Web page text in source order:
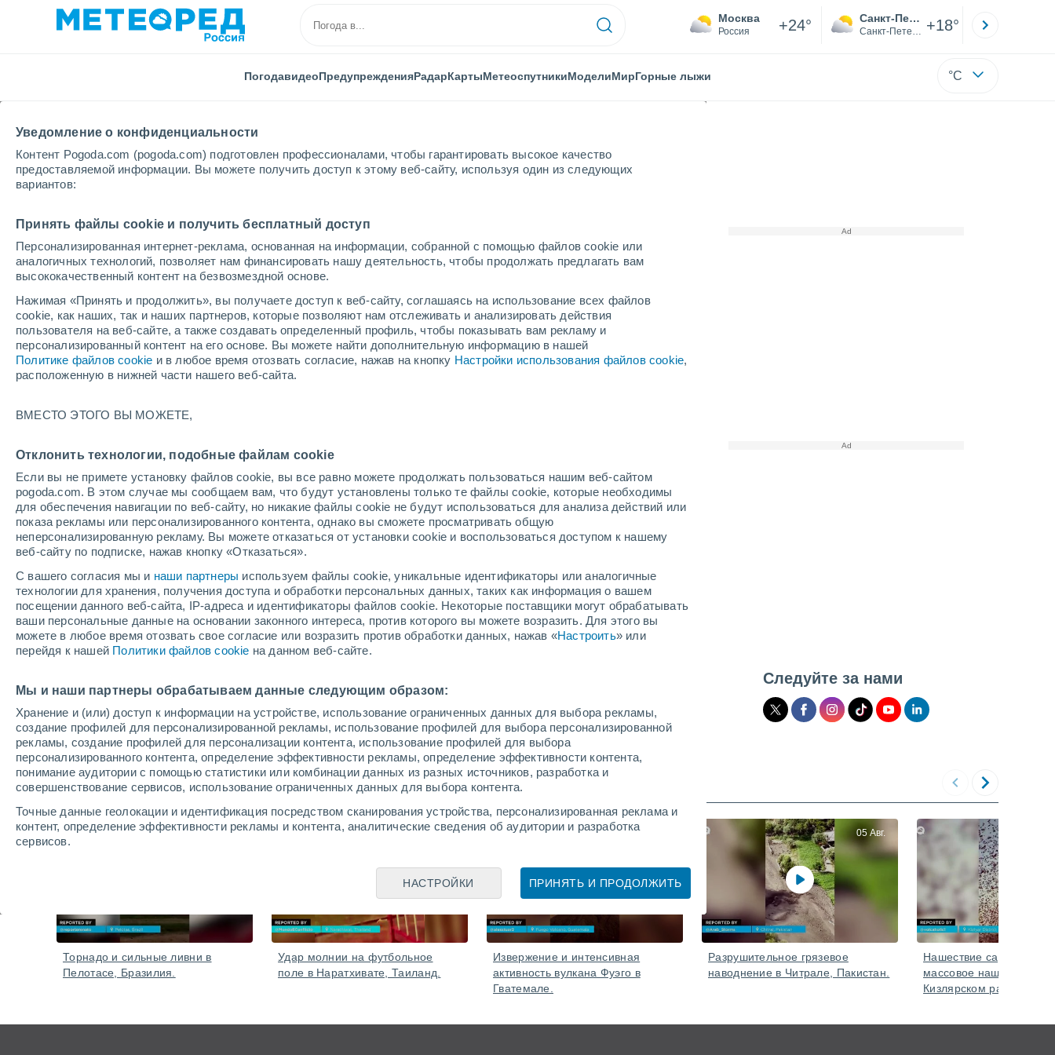
Уведомление о конфиденциальности
Контент Pogoda.com (pogoda.com) подготовлен профессионалами, чтобы гарантировать высокое качество
предоставляемой информации. Вы можете получить доступ к этому веб-сайту, используя один из следующих
вариантов:
Принять файлы cookie и получить бесплатный доступ
Персонализированная интернет-реклама, основанная на информации, собранной с помощью файлов cookie или
аналогичных технологий, позволяет нам финансировать нашу деятельность, чтобы продолжать предлагать вам
высококачественный контент на безвозмездной основе.
Нажимая «Принять и продолжить», вы получаете доступ к веб-сайту, соглашаясь на использование всех файлов
cookie, как наших, так и наших партнеров, которые позволяют нам отслеживать и анализировать действия
пользователя на веб-сайте, а также создавать определенный профиль, чтобы показывать вам рекламу и
персонализированный контент на его основе. Вы можете найти дополнительную информацию в нашей
Политике файлов cookie и в любое время отозвать согласие, нажав на кнопку Настройки использования файлов cookie,
расположенную в нижней части нашего веб-сайта.
ВМЕСТО ЭТОГО ВЫ МОЖЕТЕ,
Отклонить технологии, подобные файлам cookie
Если вы не примете установку файлов cookie, вы все равно можете продолжать пользоваться нашим веб-сайтом
pogoda.com. В этом случае мы сообщаем вам, что будут установлены только те файлы cookie, которые необходимы
для обеспечения навигации по веб-сайту, но никакие файлы cookie не будут использоваться для анализа действий или
показа рекламы или персонализированного контента, однако вы сможете просматривать общую
неперсонализированную рекламу. Вы можете отказаться от установки cookie и воспользоваться доступом к нашему
веб-сайту по подписке, нажав кнопку «Отказаться».
С вашего согласия мы и наши партнеры используем файлы cookie, уникальные идентификаторы или аналогичные
технологии для хранения, получения доступа и обработки персональных данных, таких как информация о вашем
посещении данного веб-сайта, IP-адреса и идентификаторы файлов cookie. Некоторые поставщики могут обрабатывать
ваши персональные данные на основании законного интереса, против которого вы можете возразить. Для этого вы
можете в любое время отозвать свое согласие или возразить против обработки данных, нажав «Настроить» или
перейдя к нашей Политики файлов cookie на данном веб-сайте.
Мы и наши партнеры обрабатываем данные следующим образом:
Хранение и (или) доступ к информации на устройстве, использование ограниченных данных для выбора рекламы,
создание профилей для персонализированной рекламы, использование профилей для выбора персонализированной
рекламы, создание профилей для персонализации контента, использование профилей для выбора
персонализированного контента, определение эффективности рекламы, определение эффективности контента,
понимание аудитории с помощью статистики или комбинации данных из разных источников, разработка и
совершенствование сервисов, использование ограниченных данных для выбора контента.
Точные данные геолокации и идентификация посредством сканирования устройства, персонализированная реклама и
контент, определение эффективности рекламы и контента, аналитические сведения об аудитории и разработка
сервисов.
ПРИНЯТЬ И ПРОДОЛЖИТЬ
НАСТРОЙКИ
Москва
Россия +24° Санкт-Петербург
Санкт-Петербург +18°
ПогодавидеоПредупрежденияРадарКартыМетеоспутникиМоделиМирГорные лыжи °C
Гигантские волны обрушились на Ничинан
(Япония) после тайфуна Чанми
представлять опасность для тех, кто подходит слишком близко к морю.
Следуйте за нами
видео
Вчера
Торнадо и сильные ливни в
Пелотасе, Бразилия.
06 Авг.
Удар молнии на футбольное
поле в Наратхивате, Таиланд.
Извержение и интенсивная
активность вулкана Фуэго в
Гватемале.
05 Авг.
Разрушительное грязевое
наводнение в Читрале, Пакистан.
Нашествие саранчи в
массовое нашествие в
Кизлярском районе.